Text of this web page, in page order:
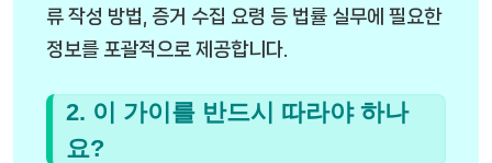
류 작성 방법, 증거 수집 요령 등 법률 실무에 필요한
정보를 포괄적으로 제공합니다.
2. 이 가이를 반드시 따라야 하나
요?